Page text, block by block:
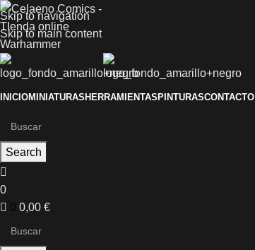
Skip to navigation
Skip to main content
INICIOMINIATURASHERRAMIENTASPINTURASCONTACTO
Search
0
0 0,00 €